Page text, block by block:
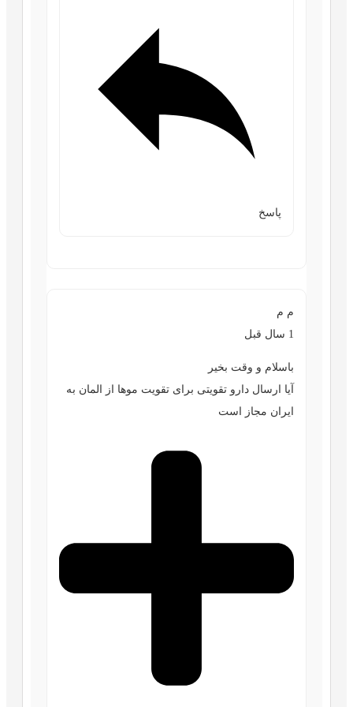
پاسخ
م م
1 سال قبل
باسلام و وقت بخیر
آیا ارسال دارو تقویتی برای تقویت موها از المان به
ایران مجاز است